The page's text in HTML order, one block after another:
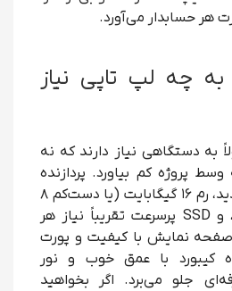
هر حسابدار می‌آورد.
به چه لپ تاپی نیاز
به دستگاهی نیاز دارند که نه
پروژه کم بیاورد. پردازنده
Core i5 یا i7 نسل جدید، رم ۱۶ گیگابایت (یا دست‌کم ۸
برای پروژه‌های سبک)، و SSD پرسرعت تقریباً نیاز هر
نمایش با کیفیت و پورت
کیبورد با عمق خوب و نور
جلو می‌برد. اگر بخواهید